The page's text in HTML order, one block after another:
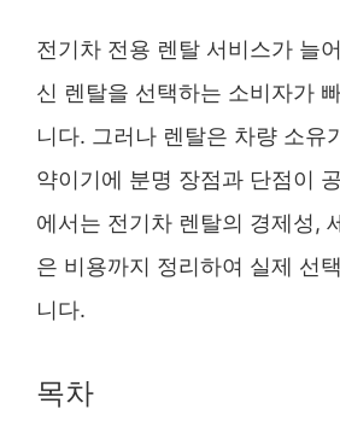
전기차 전용 렌탈 서비스가 늘
신 렌탈을 선택하는 소비자가
니다. 그러나 렌탈은 차량 소유
약이기에 분명 장점과 단점이
에서는 전기차 렌탈의 경제성,
은 비용까지 정리하여 실제 선
니다.
목차